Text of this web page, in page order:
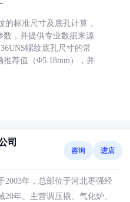
的标准尺寸及底孔计算，
数，并提供专业数据来源
螺纹底孔尺寸的常
推荐值（Φ5.18mm），并
司
咨询 进店
2003年，总部位于河北枣强经
年。主营调压撬、气化炉、